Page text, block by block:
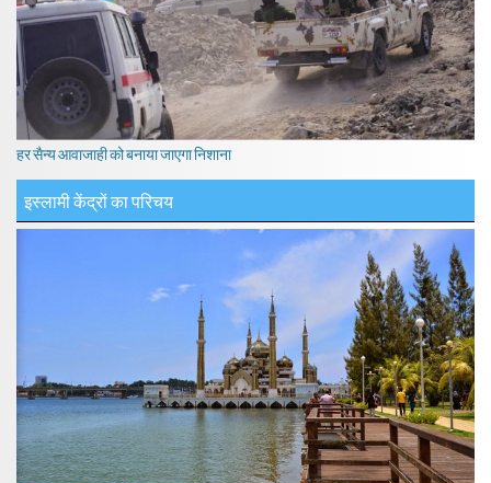
हर सैन्य आवाजाही को बनाया जाएगा निशाना
इस्लामी केंद्रों का परिचय